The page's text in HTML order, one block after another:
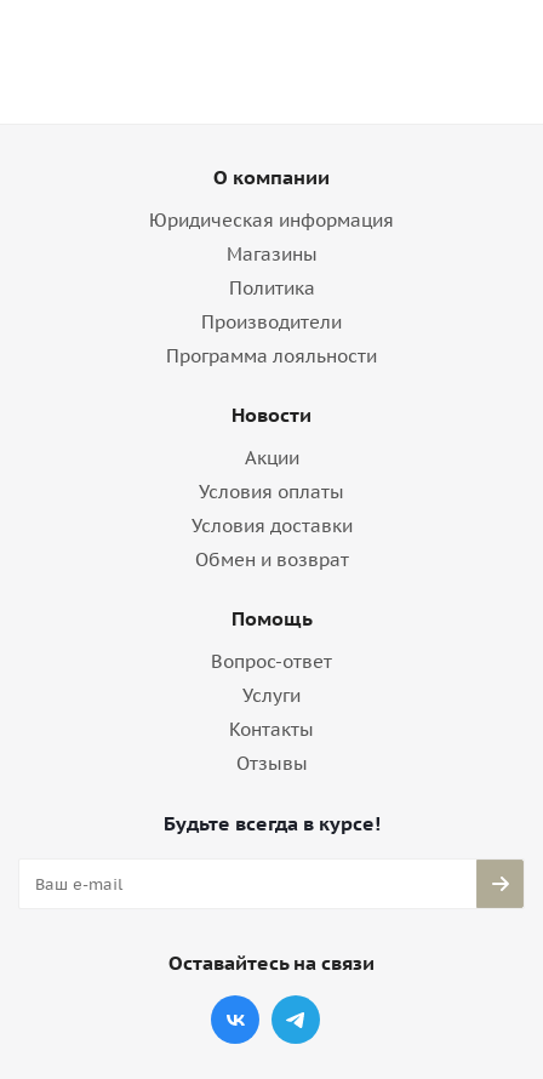
О компании
Юридическая информация
Магазины
Политика
Производители
Программа лояльности
Новости
Акции
Условия оплаты
Условия доставки
Обмен и возврат
Помощь
Вопрос-ответ
Услуги
Контакты
Отзывы
Будьте всегда в курсе!
Оставайтесь на связи